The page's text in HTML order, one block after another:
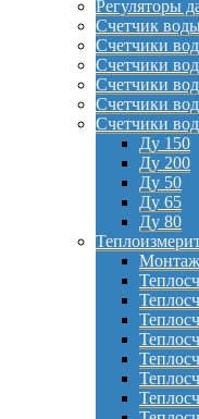
Регуляторы
Счетчик
Счетчики
Счетчики
Счетчики
Счетчики
Счетчики
Ду 150
Ду 200
Ду 50
Ду 65
Ду 80